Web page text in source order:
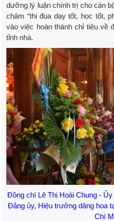
dưỡng lý luận chính trị cho cán
châm “thi đua dạy tốt, học tốt,
vào việc hoàn thành chỉ tiêu về
tỉnh nhà.
Đồng chí Lê Thị Hoài Chung -
Đảng ủy, Hiệu trưởng dâng hoa
Chí